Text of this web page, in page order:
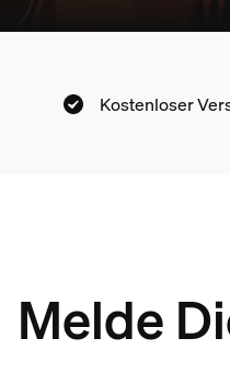
Kostenloser
Melde